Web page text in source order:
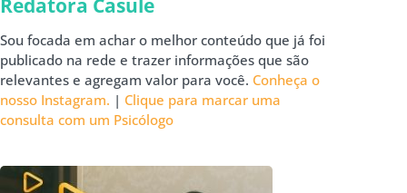
Redatora Casule
Sou focada em achar o melhor conteúdo que já foi
publicado na rede e trazer informações que são
relevantes e agregam valor para você. Conheça o
nosso Instagram. | Clique para marcar uma
consulta com um Psicólogo